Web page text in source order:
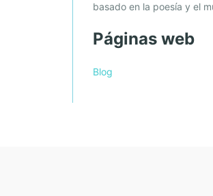
basado en la poesía y el
Páginas web
Blog